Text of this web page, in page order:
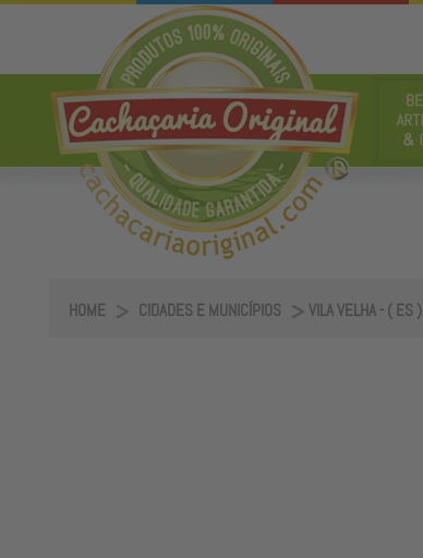
HOME CIDADES E MUNICÍPIOS VILA VELHA - ( ES )